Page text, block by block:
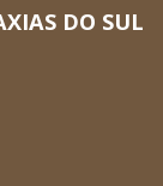
DO SUL